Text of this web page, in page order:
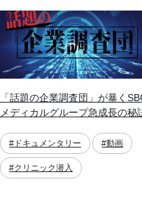
「話題の企業調査団」が暴く
メディカルグループ急成長の秘
#ドキュメンタリー #動画
#クリニック潜入